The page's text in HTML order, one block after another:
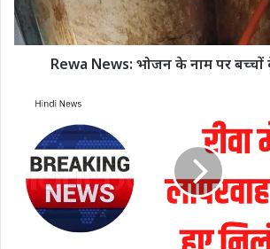
Rewa News: भोजन के नाम पर